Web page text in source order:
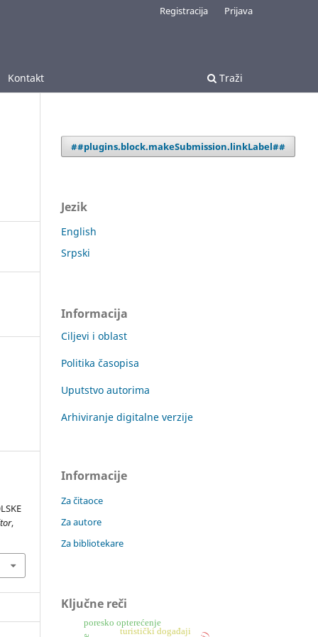
Kontakt Traži
Registracija Prijava
,
##plugins.block.makeSubmission.linkLabel##
Jezik
English
Srpski
Informacija
Ciljevi i oblast
Politika časopisa
Uputstvo autorima
Arhiviranje digitalne verzije
Informacije
Za čitaoce
Za autore
Za bibliotekare
Ključne reči
turistički događaji
poresko opterećenje